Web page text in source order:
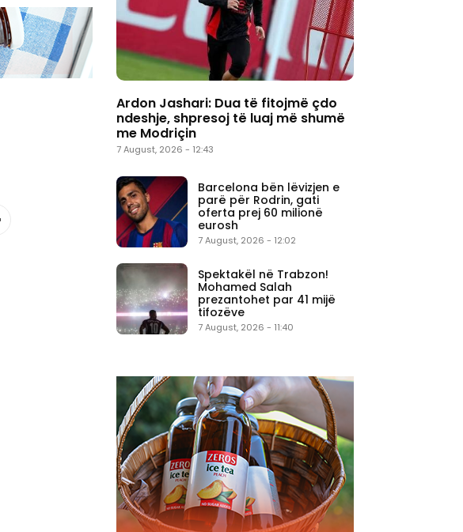
Ardon Jashari: Dua të fitojmë çdo
ndeshje, shpresoj të luaj më shumë
me Modriçin
7 August, 2026 - 12:43
Barcelona bën lëvizjen e
parë për Rodrin, gati
oferta prej 60 milionë
eurosh
7 August, 2026 - 12:02
Spektakël në Trabzon!
Mohamed Salah
prezantohet par 41 mijë
tifozëve
7 August, 2026 - 11:40